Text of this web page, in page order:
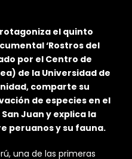
el quinto
‘Rostros del
por el Centro de
de la Universidad de
comparte su
de especies en el
Juan y explica la
peruanos y su fauna.
una de las primeras